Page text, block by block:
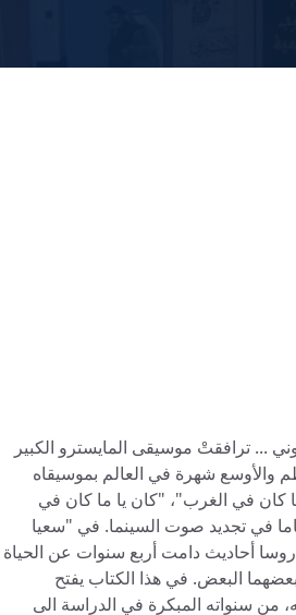
... ترافقتْ موسيقى المايسترو الكبير
والأوسع شهرة في العالم بموسيقاه
كان في الغرب"، "كان يا ما كان في
في تجديد صوت السينما. في "سعيا
روسا أحاديث دامت أربع سنوات عن الحياة
بعضهما البعض. في هذا الكتاب يفتح
من سنواته المبكرة في الدراسة الى